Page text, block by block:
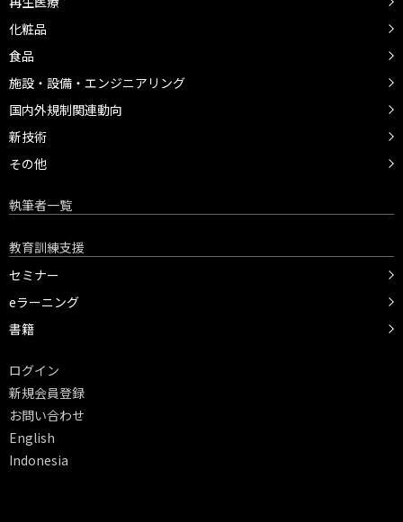
化粧品
食品
施設・設備・エンジニアリング
国内外規制関連動向
新技術
その他
執筆者一覧
教育訓練支援
セミナー
eラーニング
書籍
ログイン
新規会員登録
お問い合わせ
English
Indonesia